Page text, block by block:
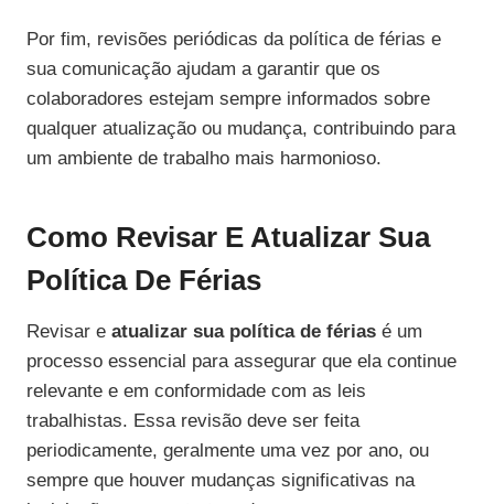
Por fim, revisões periódicas da política de férias e
sua comunicação ajudam a garantir que os
colaboradores estejam sempre informados sobre
qualquer atualização ou mudança, contribuindo para
um ambiente de trabalho mais harmonioso.
Como Revisar E Atualizar Sua
Política De Férias
Revisar e atualizar sua política de férias é um
processo essencial para assegurar que ela continue
relevante e em conformidade com as leis
trabalhistas. Essa revisão deve ser feita
periodicamente, geralmente uma vez por ano, ou
sempre que houver mudanças significativas na